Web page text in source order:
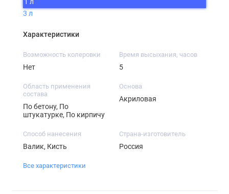
1 л
3 л
Характеристики
Возможность колеровки
Нет
Время высыхания, часов
5
Область применения
состава
По бетону, По
штукатурке, По кирпичу
Основа
Акриловая
Способ нанесения
Валик, Кисть
Страна-изготовитель
Россия
Все характеристики